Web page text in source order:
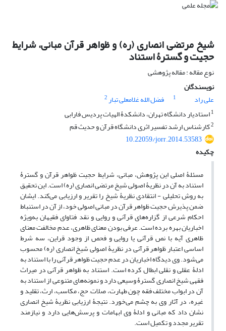
شیخ مرتضی انصاری (ره) و ظواهر قرآن مبانی، شرایط
حجیت و گسترۀ استناد
نوع مقاله : مقاله پژوهشی
نویسندگان
علی راد
1 فضل الله غلامعلی تبار2
1استادیار دانشگاه تهران، دانشکدۀ الهیات پردیس فارابی
2کارشناس ارشد تفسیر اثری دانشگاه قرآن و حدیث قم
10.22059/jorr.2014.53583
چکیده
مسئلۀ اصلی این پژوهش، مبانی، شرایط حجیت ظواهر قرآن و گسترۀ
استناد به آن در نظریۀ اصولی شیخ مرتضی انصاری (ره) است. این تحقیق
به روش تحلیلی - انتقادی نظریۀ شیخ را تقریر و ارزیابی می‌کند. ایشان
ضمن پذیرش حجیت ظواهر قرآن در مبانی اصولی خود، از آن در استنباط
احکام شرعی از گزاره‌های قرآنی و روایی و نقد فتاوای فقیهان به‌ویژه
اخباریان بهره برده است. عرفی بودن معنای ظاهری، عدم مخالفت معنای
ظاهری آیه با نص قرآنی یا روایی و فحص از وجود قراین، سه شرط
اساسی اعتبار ظواهر قرآنی در نظریۀ اصولی شیخ انصاری (ره) محسوب
می‌شود. وی دیدگاه اخباریان در عدم حجیت ظواهر قرآنی را با استناد به
ادلۀ عقلی و نقلی ابطال کرده است. استناد به ظواهر قرآنی در میراث
فقهی شیخ انصاری گسترۀ وسیعی دارد و نمونه‌های متنوعی از استناد به
آن در ابواب مختلف فقه چون طهارت، صلات, حج، مکاسب، ارث، تقلید و
غیره، در آثار وی به چشم می‌خورد. نتیجۀ ارزیابی نظریۀ شیخ انصاری
نشان داد که مبانی و ادلۀ وی ابهامات و پرسش‌هایی دارد و نیازمند
تقریر مجدد و تکمیل است.